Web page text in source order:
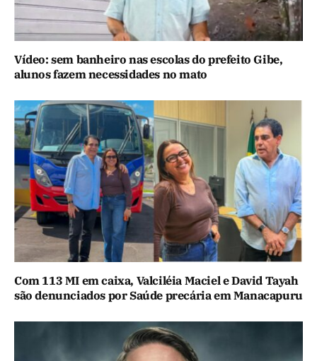
Vídeo: sem banheiro nas escolas do prefeito Gibe,
alunos fazem necessidades no mato
Com 113 MI em caixa, Valciléia Maciel e David Tayah
são denunciados por Saúde precária em Manacapuru